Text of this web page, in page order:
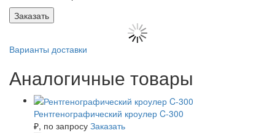
Заказать
Варианты доставки
Аналогичные товары
Рентгенографический кроулер C-300
₽, по запросу Заказать